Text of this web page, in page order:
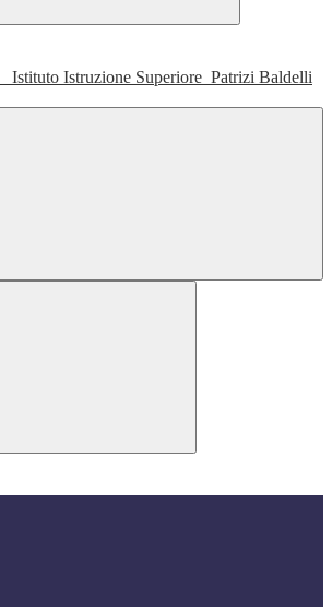
Istituto Istruzione Superiore Patrizi Baldelli